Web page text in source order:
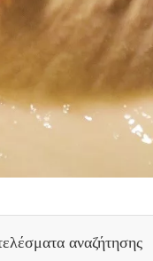
αναζήτησης